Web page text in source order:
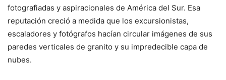
fotografiadas y aspiracionales de América del Sur. Esa
reputación creció a medida que los excursionistas,
escaladores y fotógrafos hacían circular imágenes de sus
paredes verticales de granito y su impredecible capa de
nubes.